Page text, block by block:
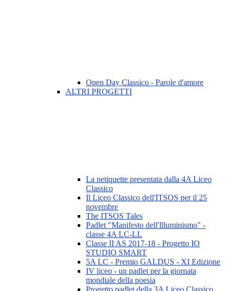
Open Day Classico - Parole d'amore
ALTRI PROGETTI
La netiquette presentata dalla 4A Liceo
Classico
Il Liceo Classico dell'ITSOS per il 25
novembre
The ITSOS Tales
Padlet "Manifesto dell'Illuminismo" -
classe 4A LC-LL
Classe II AS 2017-18 - Progetto IO
STUDIO SMART
5A LC - Premio GALDUS - XI Edizione
IV liceo - un padlet per la giornata
mondiale della poesia